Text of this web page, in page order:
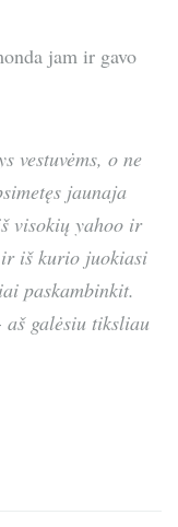
jam ir gavo
vestuvėms, o ne
jaunaja
visokių yahoo ir
iš kurio juokiasi
paskambinkit.
galėsiu tiksliau